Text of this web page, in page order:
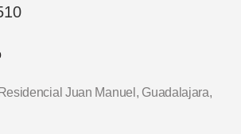
Juan Manuel, Guadalajara,